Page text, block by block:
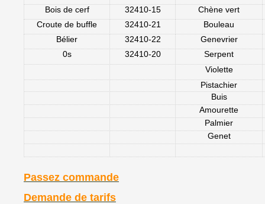
Bois de cerf
32410-15
Chène vert
Croute de buffle
32410-21
Bouleau
Bélier
32410-22
Genevrier
0s
32410-20
Serpent
Violette
Pistachier
Buis
Amourette
Palmier
Genet
Passez commande
Demande de tarifs